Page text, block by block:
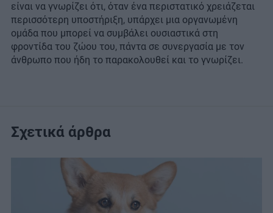
είναι να γνωρίζει ότι, όταν ένα περιστατικό χρειάζεται
περισσότερη υποστήριξη, υπάρχει μια οργανωμένη
ομάδα που μπορεί να συμβάλει ουσιαστικά στη
φροντίδα του ζώου του, πάντα σε συνεργασία με τον
άνθρωπο που ήδη το παρακολουθεί και το γνωρίζει.
Σχετικά άρθρα